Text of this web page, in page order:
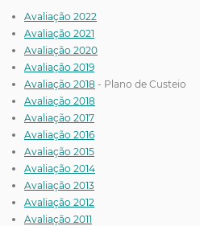
Avaliação 2022
Avaliação 2021
Avaliação 2020
Avaliação 2019
Avaliação 2018 - Plano de Custeio
Avaliação 2018
Avaliação 2017
Avaliação 2016
Avaliação 2015
Avaliação 2014
Avaliação 2013
Avaliação 2012
Avaliação 2011